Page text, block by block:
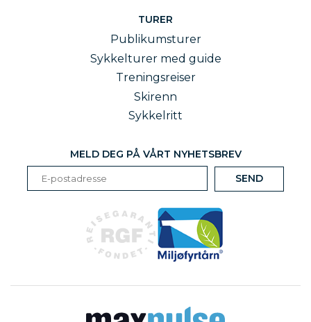
TURER
Publikumsturer
Sykkelturer med guide
Treningsreiser
Skirenn
Sykkelritt
MELD DEG PÅ VÅRT NYHETSBREV